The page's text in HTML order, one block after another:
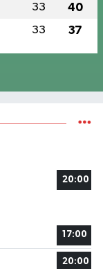
33 40
33 37
20:00
17:00
20:00